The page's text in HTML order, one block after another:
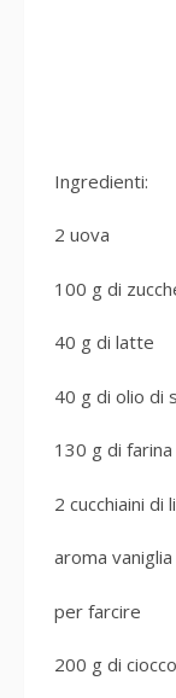
Ingredienti:
2 uova
100 g di
40 g di latte
40 g di olio di
130 g di
2 cucchiaini di
aroma
per farcire
200 g di